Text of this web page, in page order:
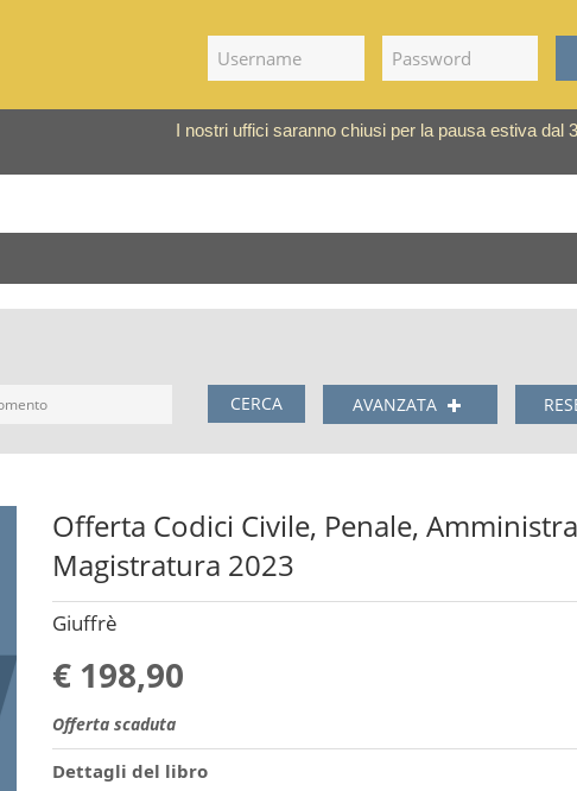
I nostri uffici saranno chiusi per la pausa estiva dal
CERCA AVANZATA
Offerta Codici Civile, Penale,
Magistratura 2023
Giuffrè
€ 198,90
Offerta scaduta
Dettagli del libro